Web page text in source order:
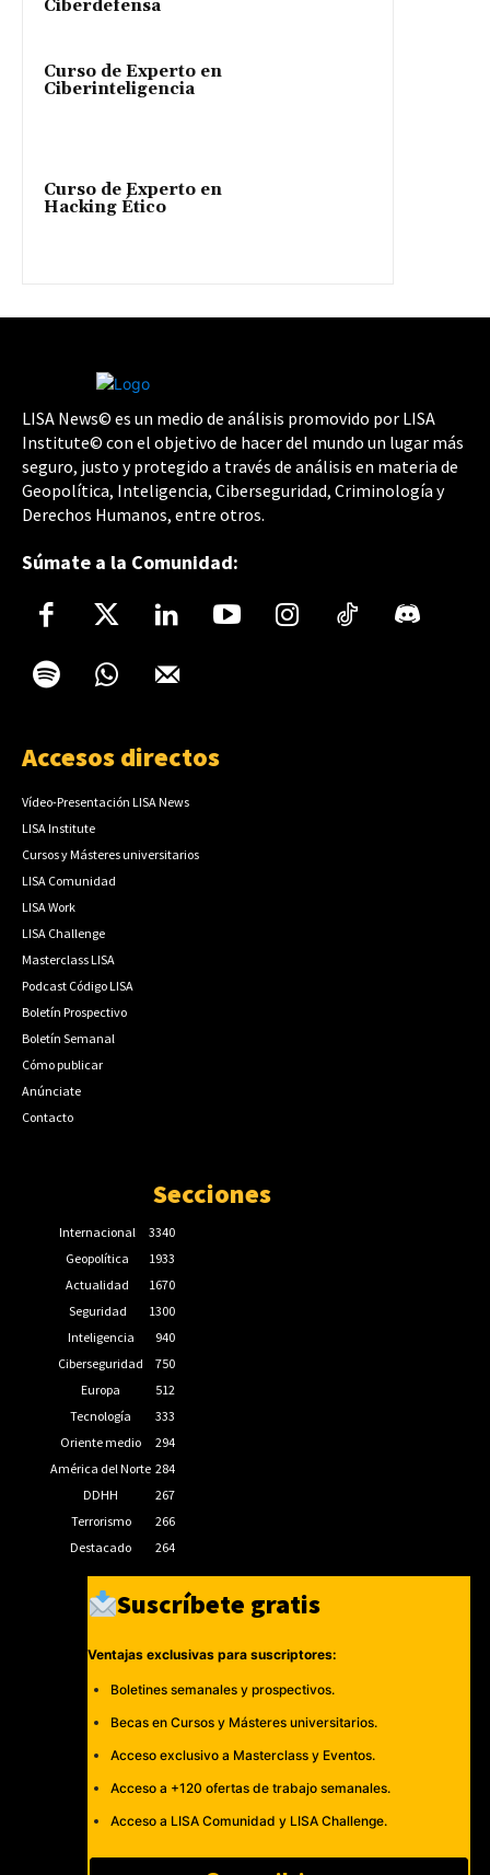
Ciberdefensa
Curso de Experto en
Ciberinteligencia
Curso de Experto en
Hacking Ético
LISA News© es un medio de análisis promovido por LISA
Institute© con el objetivo de hacer del mundo un lugar más
seguro, justo y protegido a través de análisis en materia de
Geopolítica, Inteligencia, Ciberseguridad, Criminología y
Derechos Humanos, entre otros.
Súmate a la Comunidad:
Accesos directos
Vídeo-Presentación LISA News
LISA Institute
Cursos y Másteres universitarios
LISA Comunidad
LISA Work
LISA Challenge
Masterclass LISA
Podcast Código LISA
Boletín Prospectivo
Boletín Semanal
Cómo publicar
Anúnciate
Contacto
Secciones
Internacional
3340
Geopolítica
1933
Actualidad
1670
Seguridad
1300
Inteligencia
940
Ciberseguridad
750
Europa
512
Tecnología
333
Oriente medio
294
América del Norte 284
DDHH
267
Terrorismo
266
Destacado
264
Suscríbete gratis
Ventajas exclusivas para suscriptores:
Boletines semanales y prospectivos.
Becas en Cursos y Másteres universitarios.
Acceso exclusivo a Masterclass y Eventos.
Acceso a +120 ofertas de trabajo semanales.
Acceso a LISA Comunidad y LISA Challenge.